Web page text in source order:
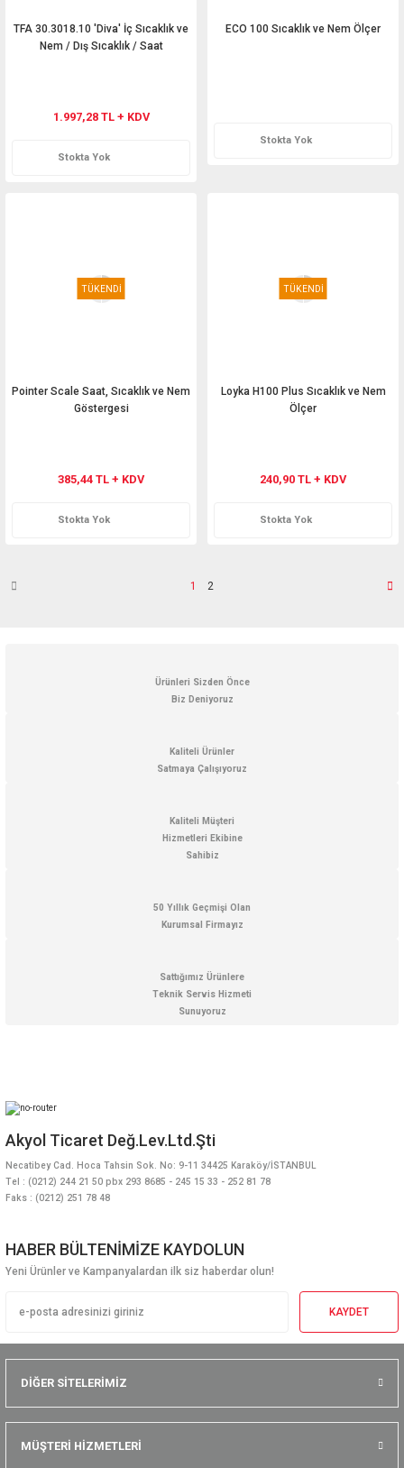
TFA 30.3018.10 'Diva' İç Sıcaklık ve
Nem / Dış Sıcaklık / Saat
1.997,28 TL + KDV
Stokta Yok
ECO 100 Sıcaklık ve Nem Ölçer
Stokta Yok
TÜKENDİ
Pointer Scale Saat, Sıcaklık ve Nem
Göstergesi
385,44 TL + KDV
Stokta Yok
TÜKENDİ
Loyka H100 Plus Sıcaklık ve Nem
Ölçer
240,90 TL + KDV
Stokta Yok
1 2
Ürünleri Sizden Önce
Biz Deniyoruz
Kaliteli Ürünler
Satmaya Çalışıyoruz
Kaliteli Müşteri
Hizmetleri Ekibine
Sahibiz
50 Yıllık Geçmişi Olan
Kurumsal Firmayız
Sattığımız Ürünlere
Teknik Servis Hizmeti
Sunuyoruz
Akyol Ticaret Değ.Lev.Ltd.Şti
Necatibey Cad. Hoca Tahsin Sok. No: 9-11 34425 Karaköy/İSTANBUL
Tel : (0212) 244 21 50 pbx 293 8685 - 245 15 33 - 252 81 78
Faks : (0212) 251 78 48
HABER BÜLTENİMİZE KAYDOLUN
Yeni Ürünler ve Kampanyalardan ilk siz haberdar olun!
KAYDET
DİĞER SİTELERİMİZ
MÜŞTERİ HİZMETLERİ